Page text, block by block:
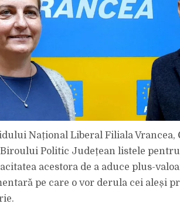
Național Liberal Filiala Vrancea,
Politic Județean listele
acestora de a aduce plus-
pe care o vor derula cei aleși